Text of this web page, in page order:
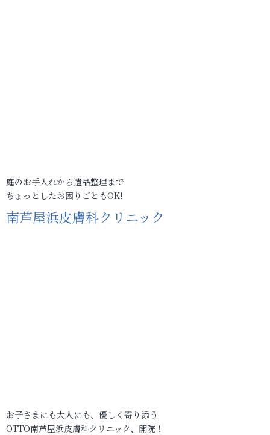
庭のお手入れから遺品整理まで
ちょっとしたお困りごともOK!
南芦屋浜皮膚科クリニック
お子さまにも大人にも、優しく寄り添う
OTTO南芦屋浜皮膚科クリニック、開院！